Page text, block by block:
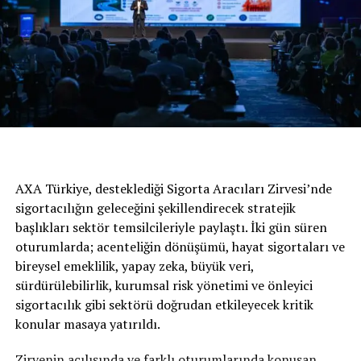
ile araç altı kontrolleri dahil her türlü ekspertiz
hizmetini sunan Ford Otosan, oldukça talep gören “F-
ekspertiz” hizmetinin ardından, sunduğu hizmetlere bir
yenisini daha eklemiş oldu.
Ford ikinci el ve yetkili hizmet noktaları hakkında detaylı
bilgi edinmek ve randevu almak için
BENZER İÇERIKLER
UP NEXT
Karsan’ın Seviye 4 Sürücüsüz Otobüsü Otonom Atak
Electric İTÜ İş Birliğiyle Geliştirilecek!
DON'T MISS
Honda’da Haziran Ayına Özel Kredi Fırsatı
AXA Türkiye, desteklediği Sigorta Aracıları Zirvesi’nde
sigortacılığın geleceğini şekillendirecek stratejik
başlıkları sektör temsilcileriyle paylaştı. İki gün süren
oturumlarda; acenteliğin dönüşümü, hayat sigortaları ve
bireysel emeklilik, yapay zeka, büyük veri,
sürdürülebilirlik, kurumsal risk yönetimi ve önleyici
sigortacılık gibi sektörü doğrudan etkileyecek kritik
konular masaya yatırıldı.